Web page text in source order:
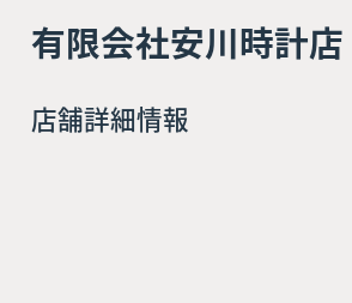
有限会社安川時計店
店舗詳細情報